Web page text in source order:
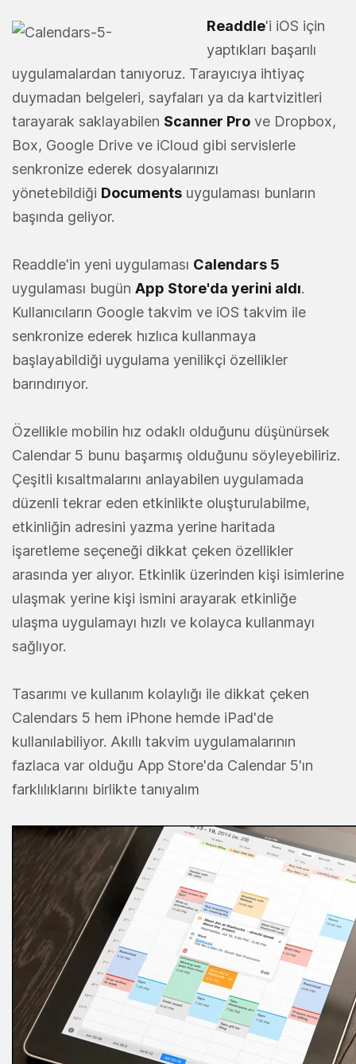
Readdle'i iOS için
yaptıkları başarılı
uygulamalardan tanıyoruz. Tarayıcıya ihtiyaç
duymadan belgeleri, sayfaları ya da kartvizitleri
tarayarak saklayabilen Scanner Pro ve Dropbox,
Box, Google Drive ve iCloud gibi servislerle
senkronize ederek dosyalarınızı
yönetebildiği Documents uygulaması bunların
başında geliyor.
Readdle'in yeni uygulaması Calendars 5
uygulaması bugün App Store'da yerini aldı.
Kullanıcıların Google takvim ve iOS takvim ile
senkronize ederek hızlıca kullanmaya
başlayabildiği uygulama yenilikçi özellikler
barındırıyor.
Özellikle mobilin hız odaklı olduğunu düşünürsek
Calendar 5 bunu başarmış olduğunu söyleyebiliriz.
Çeşitli kısaltmalarını anlayabilen uygulamada
düzenli tekrar eden etkinlikte oluşturulabilme,
etkinliğin adresini yazma yerine haritada
işaretleme seçeneği dikkat çeken özellikler
arasında yer alıyor. Etkinlik üzerinden kişi isimlerine
ulaşmak yerine kişi ismini arayarak etkinliğe
ulaşma uygulamayı hızlı ve kolayca kullanmayı
sağlıyor.
Tasarımı ve kullanım kolaylığı ile dikkat çeken
Calendars 5 hem iPhone hemde iPad'de
kullanılabiliyor. Akıllı takvim uygulamalarının
fazlaca var olduğu App Store'da Calendar 5'ın
farklılıklarını birlikte tanıyalım